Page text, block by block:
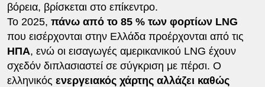
βόρεια, βρίσκεται στο επίκεντρο.
Το 2025, πάνω από το 85 % των φορτίων LNG
που εισέρχονται στην Ελλάδα προέρχονται από τις
ΗΠΑ, ενώ οι εισαγωγές αμερικανικού LNG έχουν
σχεδόν διπλασιαστεί σε σύγκριση με πέρσι. Ο
ελληνικός ενεργειακός χάρτης αλλάζει καθώς